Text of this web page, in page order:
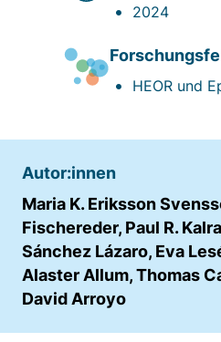
2024
HEOR und
Autor:innen
Maria K. Eriksson
Fischereder, Paul R.
Sánchez Lázaro, Eva
Alaster Allum, Thomas
David Arroyo
fe_typo_user
Anbieter:
Zweck:
Frontend Benutzer
Cookie Laufzeit:
Sitzung
TRACKING